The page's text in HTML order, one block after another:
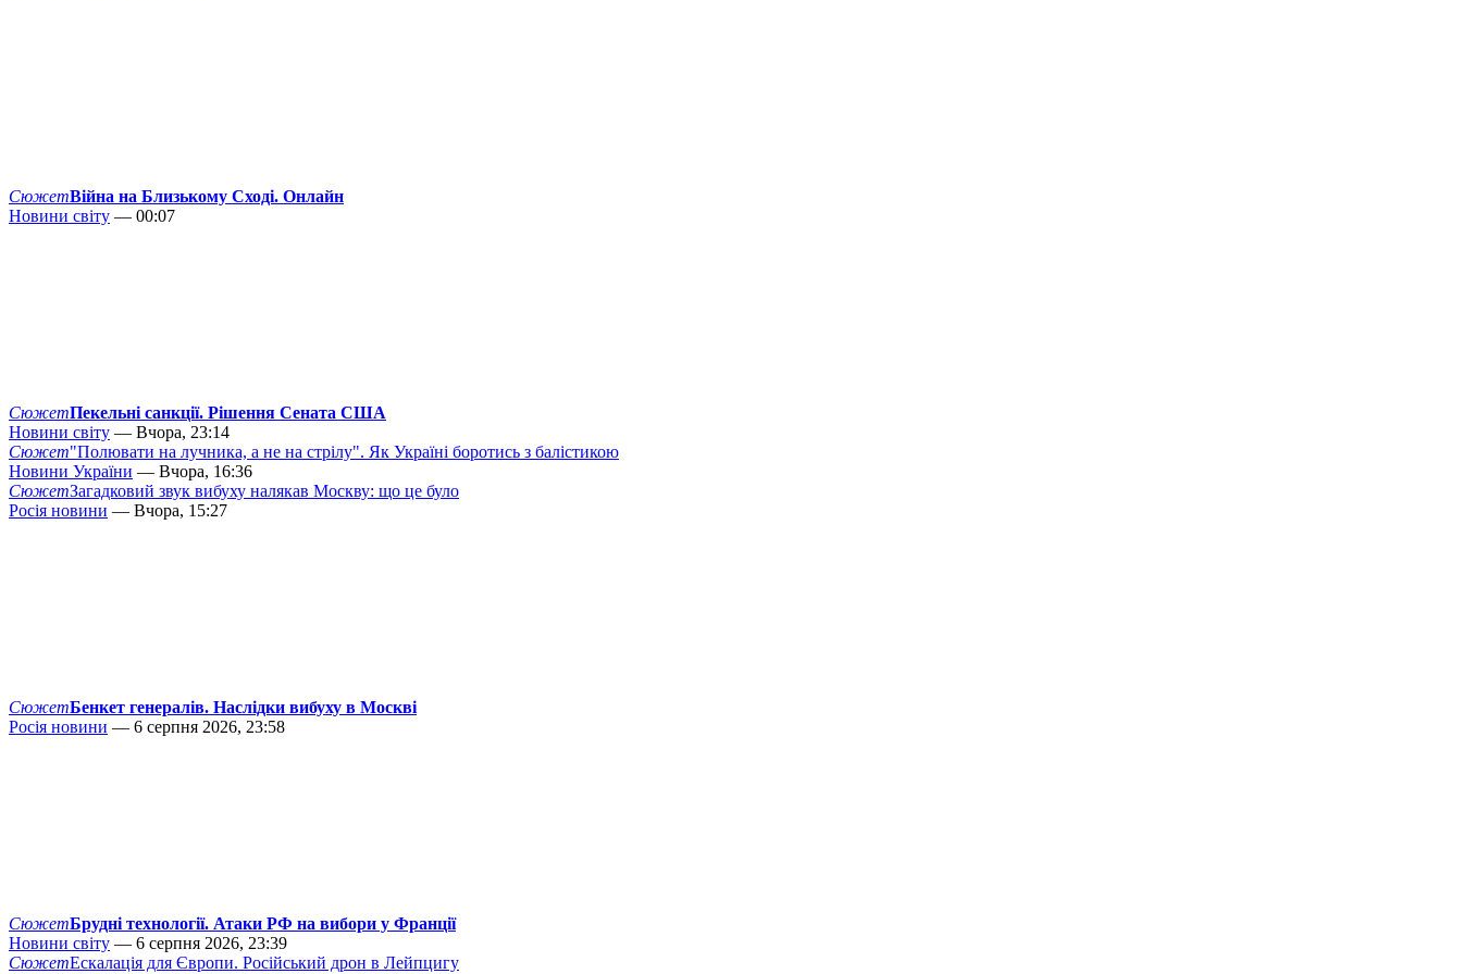
СюжетВійна на Близькому Сході. Онлайн
Новини світу — 00:07
СюжетПекельні санкції. Рішення Сената США
Новини світу — Вчора, 23:14
Сюжет"Полювати на лучника, а не на стрілу". Як Україні боротись з балістикою
Новини України — Вчора, 16:36
СюжетЗагадковий звук вибуху налякав Москву: що це було
Росія новини — Вчора, 15:27
СюжетБенкет генералів. Наслідки вибуху в Москві
Росія новини — 6 серпня 2026, 23:58
СюжетБрудні технології. Атаки РФ на вибори у Франції
Новини світу — 6 серпня 2026, 23:39
СюжетЕскалація для Європи. Російський дрон в Лейпцигу